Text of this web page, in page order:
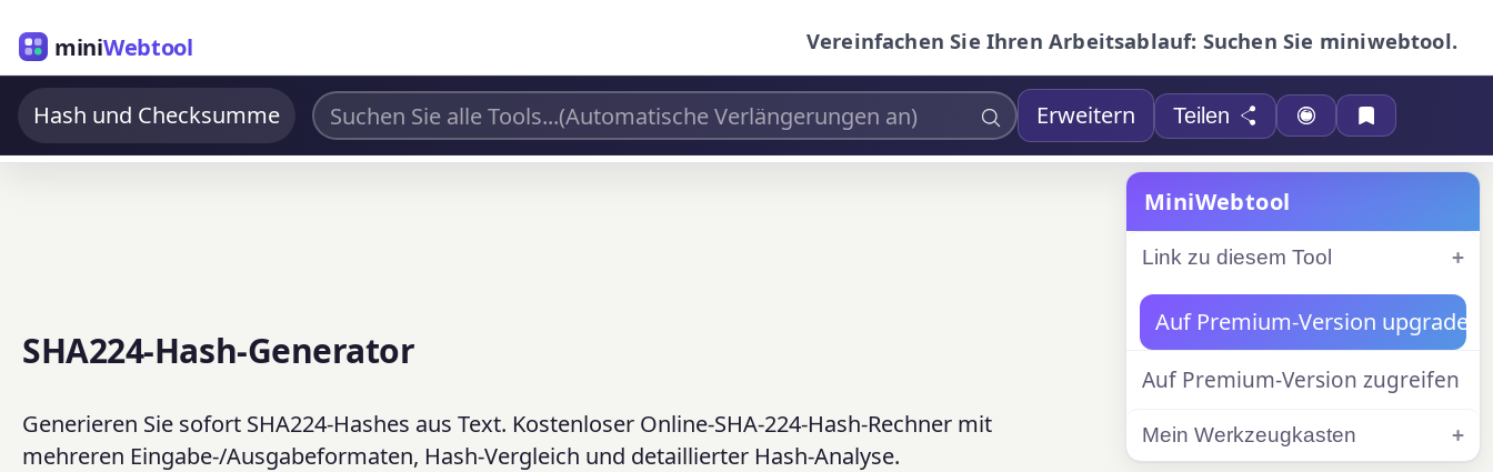
miniWebtool Vereinfachen Sie Ihren Arbeitsablauf: Suchen Sie miniwebtool.
Hash und Checksumme Erweitern Teilen
SHA224-Hash-Generator
Generieren Sie sofort SHA224-Hashes aus Text. Kostenloser Online-SHA-224-Hash-Rechner mit
mehreren Eingabe-/Ausgabeformaten, Hash-Vergleich und detaillierter Hash-Analyse.
MiniWebtool
Link zu diesem Tool
Auf Premium-Version upgraden
Auf Premium-Version zugreifen
Mein Werkzeugkasten